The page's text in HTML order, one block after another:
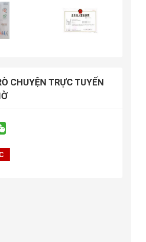
CHUYỆN TRỰC TUYẾN